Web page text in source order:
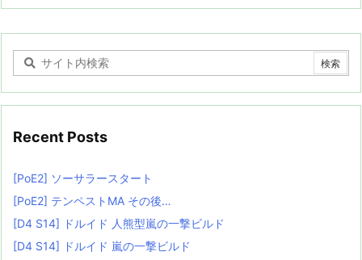
Recent Posts
[PoE2] ソーサラースタート
[PoE2] テンペストMA その後…
[D4 S14] ドルイド 人熊型嵐の一撃ビルド
[D4 S14] ドルイド 嵐の一撃ビルド